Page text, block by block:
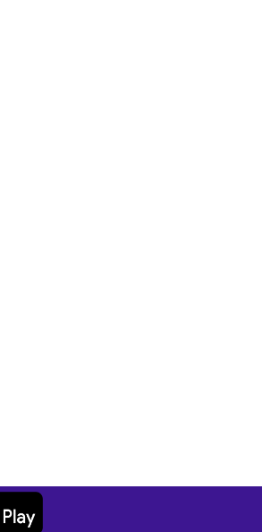
eğitimine halen